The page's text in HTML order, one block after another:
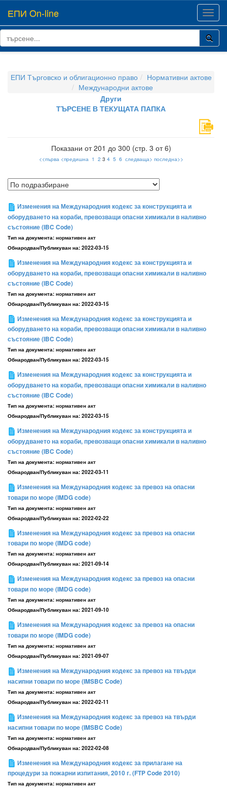
ЕПИ On-line
ЕПИ Търговско и облигационно право
Нормативни актове
Международни актове
Други
ТЪРСЕНЕ В ТЕКУЩАТА ПАПКА
Показани от 201 до 300 (стр. 3 от 6)
<<първа <предишна 1 2 3 4 5 6 следваща> последна>>
Изменения на Международния кодекс за конструкцията и
оборудването на кораби, превозващи опасни химикали в наливно
състояние (IBC Code)
Тип на документа: нормативен акт
Обнародван/Публикуван на: 2022-03-15
Изменения на Международния кодекс за конструкцията и
оборудването на кораби, превозващи опасни химикали в наливно
състояние (IBC Code)
Тип на документа: нормативен акт
Обнародван/Публикуван на: 2022-03-15
Изменения на Международния кодекс за конструкцията и
оборудването на кораби, превозващи опасни химикали в наливно
състояние (IBC Code)
Тип на документа: нормативен акт
Обнародван/Публикуван на: 2022-03-15
Изменения на Международния кодекс за конструкцията и
оборудването на кораби, превозващи опасни химикали в наливно
състояние (IBC Code)
Тип на документа: нормативен акт
Обнародван/Публикуван на: 2022-03-15
Изменения на Международния кодекс за конструкцията и
оборудването на кораби, превозващи опасни химикали в наливно
състояние (IBC Code)
Тип на документа: нормативен акт
Обнародван/Публикуван на: 2022-03-11
Изменения на Международния кодекс за превоз на опасни
товари по море (IMDG code)
Тип на документа: нормативен акт
Обнародван/Публикуван на: 2022-02-22
Изменения на Международния кодекс за превоз на опасни
товари по море (IMDG code)
Тип на документа: нормативен акт
Обнародван/Публикуван на: 2021-09-14
Изменения на Международния кодекс за превоз на опасни
товари по море (IMDG code)
Тип на документа: нормативен акт
Обнародван/Публикуван на: 2021-09-10
Изменения на Международния кодекс за превоз на опасни
товари по море (IMDG code)
Тип на документа: нормативен акт
Обнародван/Публикуван на: 2021-09-07
Изменения на Международния кодекс за превоз на твърди
насипни товари по море (IMSBC Code)
Тип на документа: нормативен акт
Обнародван/Публикуван на: 2022-02-11
Изменения на Международния кодекс за превоз на твърди
насипни товари по море (IMSBC Code)
Тип на документа: нормативен акт
Обнародван/Публикуван на: 2022-02-08
Изменения на Международния кодекс за прилагане на
процедури за пожарни изпитания, 2010 г. (FTP Code 2010)
Тип на документа: нормативен акт